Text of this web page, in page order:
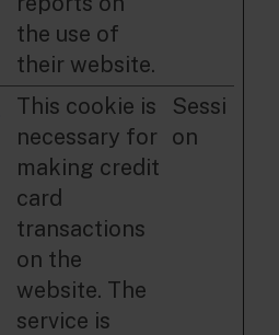
the use of
their website.
This cookie is
necessary for
making credit
card
transactions
on the
website. The
service is
Sessi
on